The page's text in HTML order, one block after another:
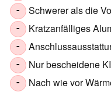
- Schwerer als die
- Kratzanfälliges
-
- Nur bescheidene
- Nach wie vor